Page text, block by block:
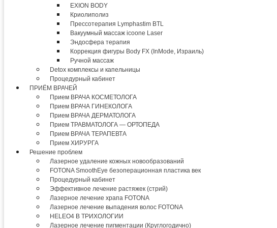
EXION BODY
Криолиполиз
Прессотерапия Lymphastim BTL
Вакуумный массаж icoone Laser
Эндосфера терапия
Коррекция фигуры Body FX (InMode, Израиль)
Ручной массаж
Detox комплексы и капельницы
Процедурный кабинет
ПРИЁМ ВРАЧЕЙ
Прием ВРАЧА КОСМЕТОЛОГА
Прием ВРАЧА ГИНЕКОЛОГА
Прием ВРАЧА ДЕРМАТОЛОГА
Прием ТРАВМАТОЛОГА — ОРТОПЕДА
Прием ВРАЧА ТЕРАПЕВТА
Прием ХИРУРГА
Решение проблем
Лазерное удаление кожных новообразований
FOTONA SmoothEye безоперационная пластика век
Процедурный кабинет
Эффективное лечение растяжек (стрий)
Лазерное лечение храпа FOTONA
Лазерное лечение выпадения волос FOTONA
HELEO4 В ТРИХОЛОГИИ
Лазерное лечение пигментации (Круглогодично)